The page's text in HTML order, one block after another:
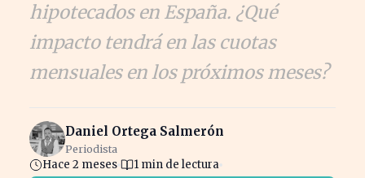
hipotecados en España. ¿Qué
impacto tendrá en las cuotas
mensuales en los próximos meses?
Daniel Ortega Salmerón
Periodista
Hace 2 meses 1 min de lectura